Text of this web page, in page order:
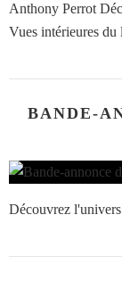
Anthony Perrot
Vues intérieures du
BANDE-
Découvrez